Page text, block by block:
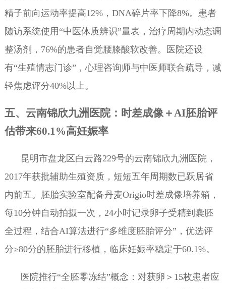
精子前向运动率提高12%，DNA碎片率下降8%。患者
随访系统使用“中医体质辨识”量表，治疗周期内动态调
整汤剂，76%的患者自觉腰膝酸软改善。医院还设
有“生殖情志门诊”，心理咨询师与中医师联合疏导，减
轻焦虑评分40%以上。
五、云南锦欣九洲医院：时差成像＋AI胚胎评
估带来60.1%高妊娠率
昆明市盘龙区白云路229号的云南锦欣九洲医院，
2017年获批辅助生殖资质，短短五年周期数已跃居省
内前五。胚胎实验室配备丹麦Origio时差成像培养箱，
每10分钟自动拍摄一次，24小时记录卵子受精到囊胚
全过程，结合AI算法进行“多维度胚胎评分”，优选评
分≥80分的胚胎进行移植，临床妊娠率稳定于60.1%。
医院推行“全胚零冻结”概念：对获卵＞15枚患者应